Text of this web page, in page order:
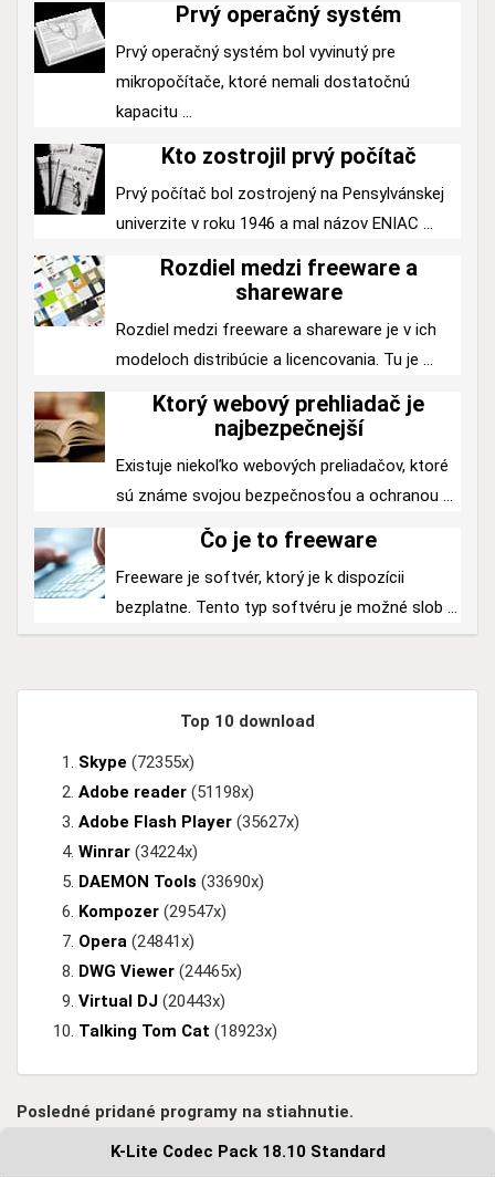
Prvý operačný systém
Prvý operačný systém bol vyvinutý pre
mikropočítače, ktoré nemali dostatočnú
kapacitu ...
Kto zostrojil prvý počítač
Prvý počítač bol zostrojený na Pensylvánskej
univerzite v roku 1946 a mal názov ENIAC ...
Rozdiel medzi freeware a
shareware
Rozdiel medzi freeware a shareware je v ich
modeloch distribúcie a licencovania. Tu je ...
Ktorý webový prehliadač je
najbezpečnejší
Existuje niekoľko webových preliadačov, ktoré
sú známe svojou bezpečnosťou a ochranou ...
Čo je to freeware
Freeware je softvér, ktorý je k dispozícii
bezplatne. Tento typ softvéru je možné slob ...
Top 10 download
Skype (72355x)
Adobe reader (51198x)
Adobe Flash Player (35627x)
Winrar (34224x)
DAEMON Tools (33690x)
Kompozer (29547x)
Opera (24841x)
DWG Viewer (24465x)
Virtual DJ (20443x)
Talking Tom Cat (18923x)
Posledné pridané programy na stiahnutie.
K-Lite Codec Pack 18.10 Standard